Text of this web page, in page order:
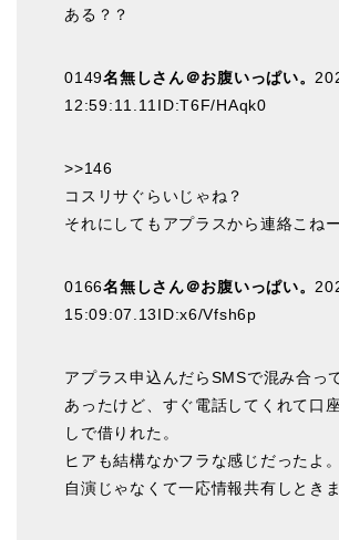
ある？？
0149名無しさん＠お腹いっぱい。
12:59:11.11ID:T6F/HAqk0
>>146
コスリサぐらいじゃね？
それにしてもアプラスから連絡こね
0166名無しさん＠お腹いっぱい。
15:09:07.13ID:x6/Vfsh6p
アプラス申込んだらSMSで混み合っ
あったけど、すぐ電話してくれて口
しで借りれた。
ヒアも結構なかフラな感じだったよ。
自演じゃなくて一応情報共有しときま